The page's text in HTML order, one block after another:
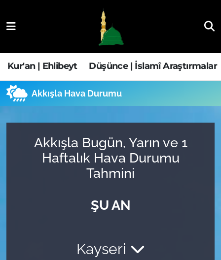
Kur'an | Ehlibeyt Düşünce | İslamî Araştırmalar
Akkışla Hava Durumu
Akkışla Bugün, Yarın ve 1
Haftalık Hava Durumu
Tahmini
ŞU AN
Kayseri
Düşünce | İslamî Araştırmalar
Ehla-Der Haber
Fıkıh | Ahkam
Hava Durumu
Trafik Durumu
Tüm Manşetler
Son Dakika Haberleri